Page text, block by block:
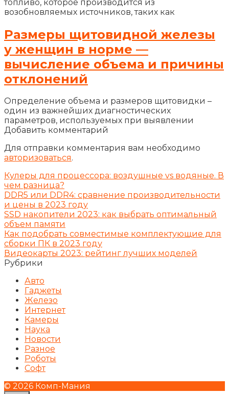
топливо, которое производится из
возобновляемых источников, таких как
Размеры щитовидной железы
у женщин в норме —
вычисление объема и причины
отклонений
Определение объема и размеров щитовидки –
один из важнейших диагностических
параметров, используемых при выявлении
Добавить комментарий
Для отправки комментария вам необходимо
авторизоваться.
Кулеры для процессора: воздушные vs водяные. В
чем разница?
DDR5 или DDR4: сравнение производительности
и цены в 2023 году
SSD накопители 2023: как выбрать оптимальный
объем памяти
Как подобрать совместимые комплектующие для
сборки ПК в 2023 году
Видеокарты 2023: рейтинг лучших моделей
Рубрики
Авто
Гаджеты
Железо
Интернет
Камеры
Наука
Новости
Разное
Роботы
Софт
© 2026 Комп-Мания